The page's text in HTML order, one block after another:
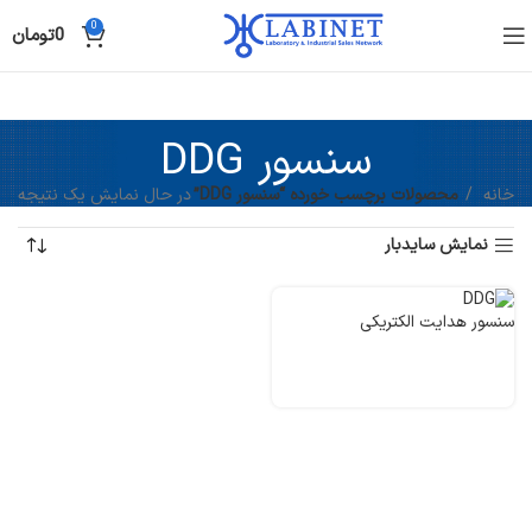
0
0تومان
سنسور DDG
خانه محصولات برچسب خورده “سنسور DDG”
در حال نمایش یک نتیجه
نمایش سایدبار
سنسور هدایت الکتریکی